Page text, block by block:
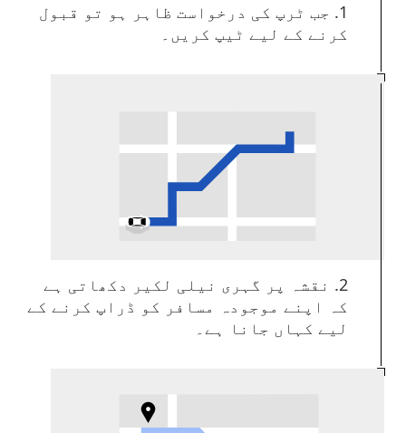
1. جب ٹرپ کی درخواست ظاہر ہو تو قبول
کرنے کے لیے ٹیپ کریں۔
2. نقشہ پر گہری نیلی لکیر دکھاتی ہے
کہ اپنے موجودہ مسافر کو ڈراپ کرنے کے
لیے کہاں جانا ہے۔